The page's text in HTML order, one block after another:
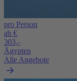
pro Person
ab €
303,-
Ägypten
Alle Angebote